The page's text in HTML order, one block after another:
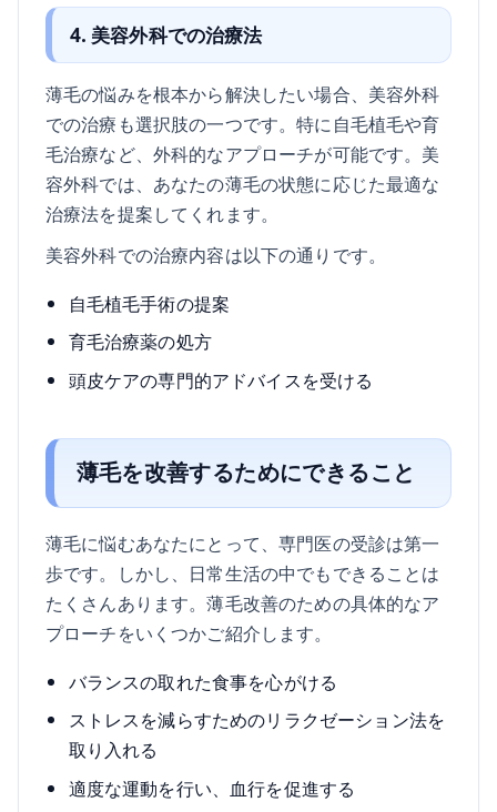
4. 美容外科での治療法
薄毛の悩みを根本から解決したい場合、美容外科
での治療も選択肢の一つです。特に自毛植毛や育
毛治療など、外科的なアプローチが可能です。美
容外科では、あなたの薄毛の状態に応じた最適な
治療法を提案してくれます。
美容外科での治療内容は以下の通りです。
自毛植毛手術の提案
育毛治療薬の処方
頭皮ケアの専門的アドバイスを受ける
薄毛を改善するためにできること
薄毛に悩むあなたにとって、専門医の受診は第一
歩です。しかし、日常生活の中でもできることは
たくさんあります。薄毛改善のための具体的なア
プローチをいくつかご紹介します。
バランスの取れた食事を心がける
ストレスを減らすためのリラクゼーション法を
取り入れる
適度な運動を行い、血行を促進する